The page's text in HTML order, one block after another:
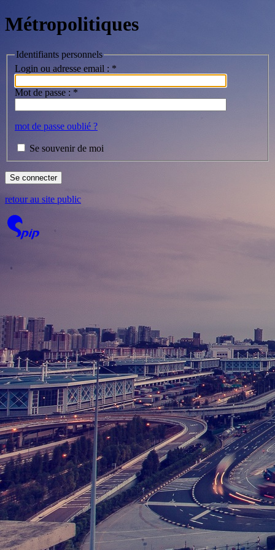
Métropolitiques
Identifiants personnels
Login ou adresse email : *
Mot de passe : *
mot de passe oublié ?
Se souvenir de moi
retour au site public